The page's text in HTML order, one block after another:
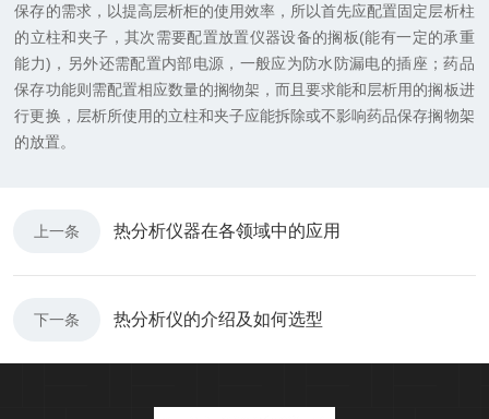
保存的需求，以提高层析柜的使用效率，所以首先应配置固定层析柱
的立柱和夹子，其次需要配置放置仪器设备的搁板(能有一定的承重
能力)，另外还需配置内部电源，一般应为防水防漏电的插座；药品
保存功能则需配置相应数量的搁物架，而且要求能和层析用的搁板进
行更换，层析所使用的立柱和夹子应能拆除或不影响药品保存搁物架
的放置。
上一条 热分析仪器在各领域中的应用
下一条 热分析仪的介绍及如何选型